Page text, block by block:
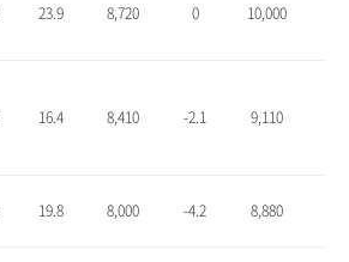
23.9 8,720 0 10,000
16.4 8,410 -2.1 9,110
19.8 8,000 -4.2 8,880